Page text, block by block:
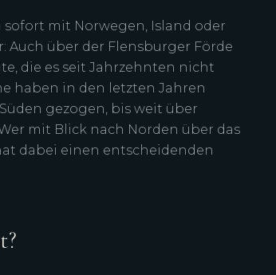
mit Norwegen, Island oder
Auch über der Flensburger Förde
die es seit Jahrzehnten nicht
haben in den letzten Jahren
gezogen, bis weit über
mit Blick nach Norden über das
dabei einen entscheidenden